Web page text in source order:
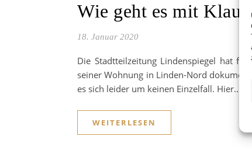
Wie geht es mit
18. Januar 2020
Die Stadtteilzeitung Lindenspiegel hat
seiner Wohnung in Linden-Nord
es sich leider um keinen Einzelfall. Hier…
WEITERLESEN